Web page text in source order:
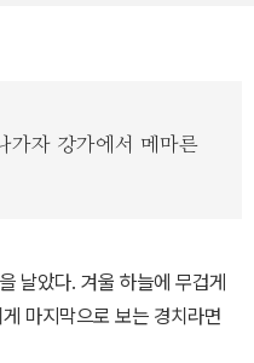
카드를 발견한다. “용서하
하려 했던 친구의 뺑소니 사고
매일 밤 찾아오는 오사나이
가자 강가에서 메마른
날았다. 겨울 하늘에 무겁게
마지막으로 보는 경치라면